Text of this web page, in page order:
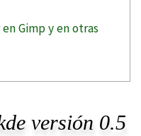
Gimp y en otras
versión 0.5